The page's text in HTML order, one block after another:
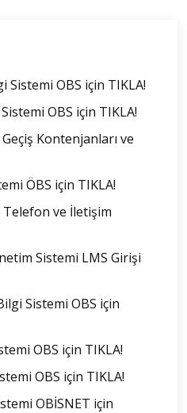
Sistemi OBS için TIKLA!
OBS için TIKLA!
Kontenjanları ve
ÖBS için TIKLA!
ve İletişim
Sistemi LMS Girişi
Sistemi OBS için
OBS için TIKLA!
OBS için TIKLA!
OBİSNET için